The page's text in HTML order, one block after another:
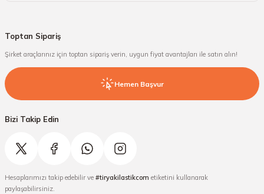
Toptan Sipariş
Şirket araçlarınız için toptan sipariş verin, uygun fiyat avantajları ile satın alın!
Hemen Başvur
Bizi Takip Edin
Hesaplarımızı takip edebilir ve #tiryakilastikcom etiketini kullanarak
paylaşabilirsiniz.